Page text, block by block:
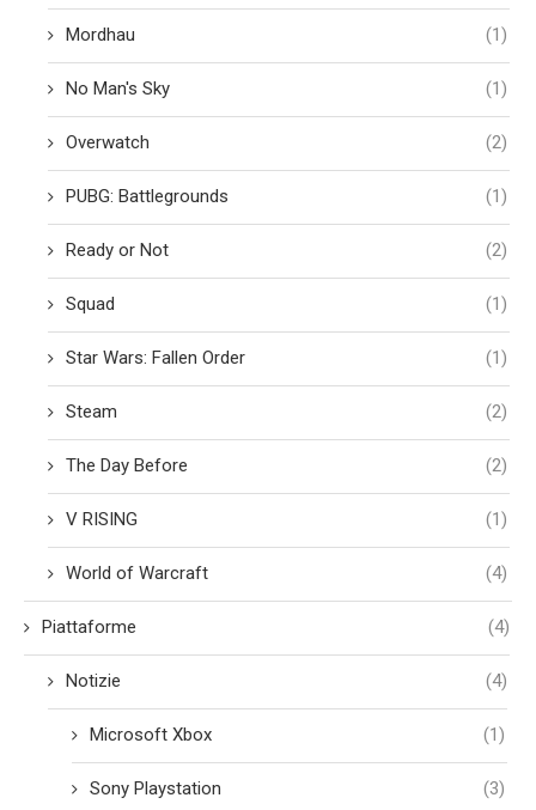
Mordhau (1)
No Man's Sky (1)
Overwatch (2)
PUBG: Battlegrounds (1)
Ready or Not (2)
Squad (1)
Star Wars: Fallen Order (1)
Steam (2)
The Day Before (2)
V RISING (1)
World of Warcraft (4)
Piattaforme (4)
Notizie (4)
Microsoft Xbox (1)
Sony Playstation (3)